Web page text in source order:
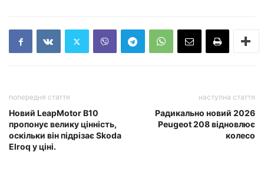
попередня стаття
Новий LeapMotor B10
пропонує велику цінність,
оскільки він підрізає Skoda
Elroq у ціні.
наступна стаття
Радикально новий 2026
Peugeot 208 відновлює
колесо